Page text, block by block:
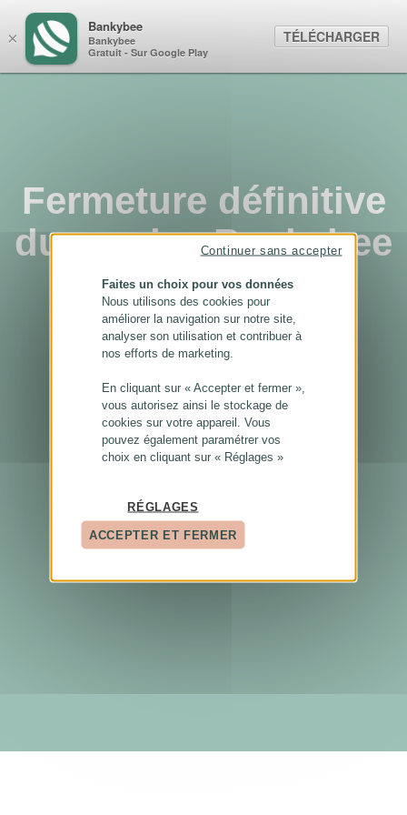
Fermeture définitive
du service Bankybee
...
×
Bankybee
Bankybee
Gratuit - Sur Google Play
TÉLÉCHARGER
Faites un choix pour vos données
Nous utilisons des cookies pour
améliorer la navigation sur notre site,
analyser son utilisation et contribuer à
nos efforts de marketing.
En cliquant sur « Accepter et fermer »,
vous autorisez ainsi le stockage de
cookies sur votre appareil. Vous
pouvez également paramétrer vos
choix en cliquant sur « Réglages »
RÉGLAGES
ACCEPTER ET FERMER
Continuer sans accepter